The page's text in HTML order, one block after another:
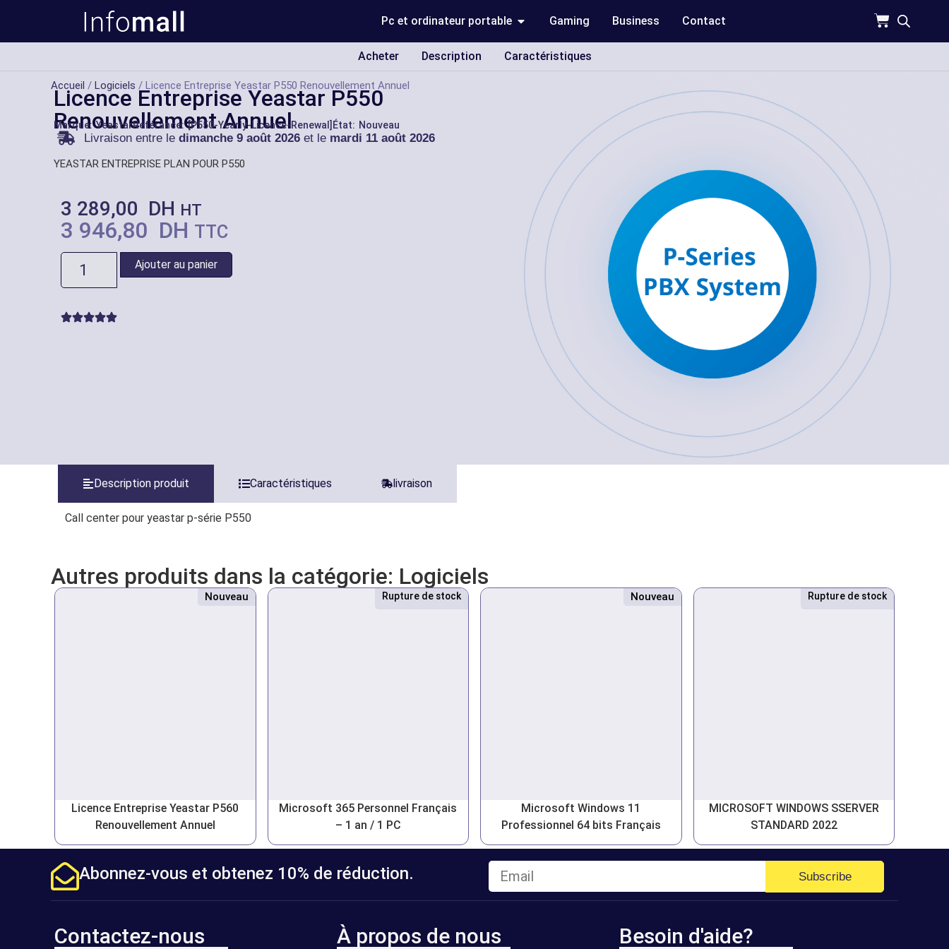
Pc et ordinateur portable Gaming Business Contact
Acheter Description Caractéristiques
Accueil / Logiciels / Licence Entreprise Yeastar P550 Renouvellement Annuel
Licence Entreprise Yeastar P550
Renouvellement Annuel
Marque:YeastarRéférance: [P550-Yearly-Licence-Renewal] État: Nouveau
Livraison entre ledimanche 9 août 2026 et le mardi 11 août 2026
YEASTAR ENTREPRISE PLAN POUR P550
3 289,00 DH HT
3 946,80 DH TTC
Ajouter au panier
Description produit Caractéristiques livraison
Call center pour yeastar p-série P550
Autres produits dans la catégorie: Logiciels
Nouveau
Licence Entreprise Yeastar P560
Renouvellement Annuel
Nouveau
Rupture de stock
Microsoft 365 Personnel Français
– 1 an / 1 PC
Nouveau
Microsoft Windows 11
Professionnel 64 bits Français
Nouveau
Rupture de stock
MICROSOFT WINDOWS SSERVER
STANDARD 2022
Abonnez-vous et obtenez 10% de réduction. Subscribe
Contactez-nous À propos de nous Besoin d'aide?